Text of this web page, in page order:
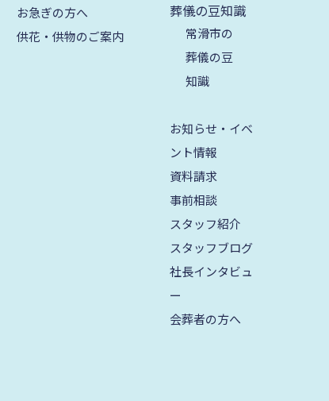
2023年10月
2023年9月
お急ぎの方へ
供花・供物のご案内
葬儀の豆知識
常滑市の
葬儀の豆
知識
お知らせ・イベ
ント情報
資料請求
事前相談
スタッフ紹介
スタッフブログ
社長インタビュ
ー
会葬者の方へ